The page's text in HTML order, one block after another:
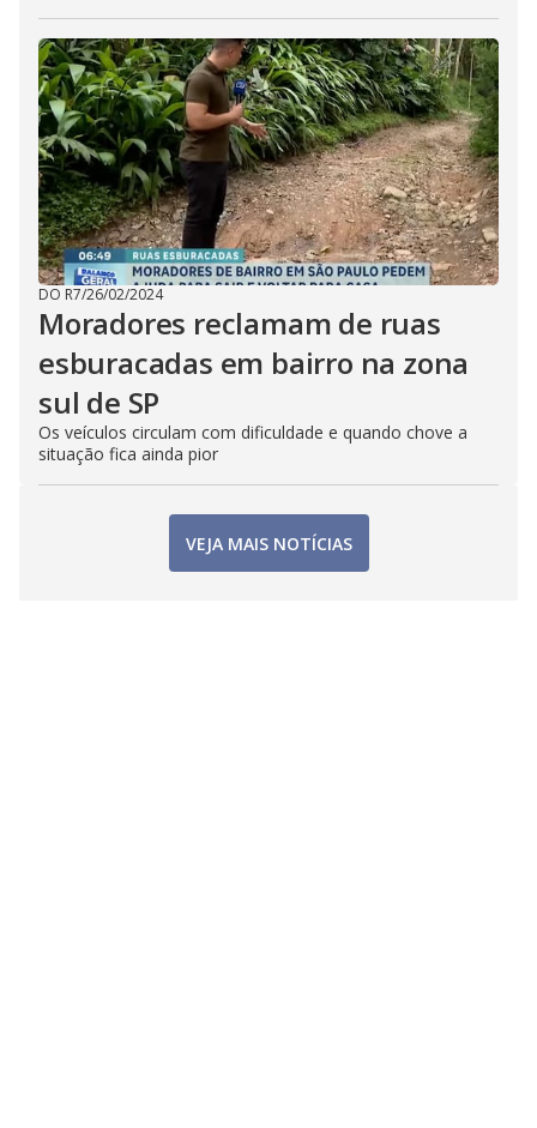
DO R7/26/02/2024
Moradores reclamam de ruas
esburacadas em bairro na zona
sul de SP
Os veículos circulam com dificuldade e quando chove a
situação fica ainda pior
VEJA MAIS NOTÍCIAS